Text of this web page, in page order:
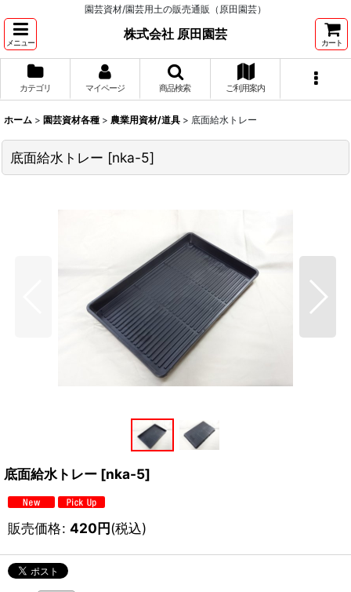
園芸資材/園芸用土の販売通販（原田園芸）
メニュー
株式会社 原田園芸
カート
カテゴリ マイページ 商品検索 ご利用案内
ホーム > 園芸資材各種 > 農業用資材/道具 > 底面給水トレー
底面給水トレー [nka-5]
底面給水トレー [nka-5]
販売価格: 420円(税込)